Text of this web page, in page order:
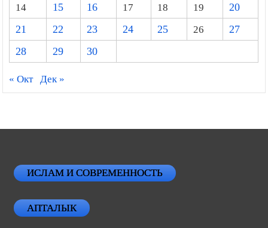
14
15 16 17 18 19
20
21
22 23 24 25 26
27
28
29 30
« Окт Дек »
ИСЛАМ И СОВРЕМЕННОСТЬ
АПТАЛЫК